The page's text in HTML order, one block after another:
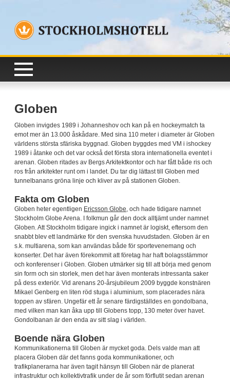
Globen
Globen invigdes 1989 i Johanneshov och kan på en hockeymatch ta
emot mer än 13.000 åskådare. Med sina 110 meter i diameter är Globen
världens största sfäriska byggnad. Globen byggdes med VM i ishockey
1989 i åtanke och det var också det första stora internationella eventet i
arenan. Globen ritades av Bergs Arkitektkontor och har fått både ris och
ros från arkitekter runt om i landet. Du tar dig lättast till Globen med
tunnelbanans gröna linje och kliver av på stationen Globen.
Fakta om Globen
Globen heter egentligen Ericsson Globe, och hade tidigare namnet
Stockholm Globe Arena. I folkmun går den dock alltjämt under namnet
Globen. Att Stockholm tidigare ingick i namnet är logiskt, eftersom den
snabbt blev ett landmärke för den svenska huvudstaden. Globen är en
s.k. multiarena, som kan användas både för sportevenemang och
konserter. Det har även förekommit att företag har haft bolagsstämmor
och konferenser i Globen. Globen utmärker sig till att börja med genom
sin form och sin storlek, men det har även monterats intressanta saker
på dess exteriör. Vid arenans 20-årsjubileum 2009 byggde konstnären
Mikael Genberg en liten röd stuga i aluminium, som placerades nära
toppen av sfären. Ungefär ett år senare färdigställdes en gondolbana,
med vilken man kan åka upp till Globens topp, 130 meter över havet.
Gondolbanan är den enda av sitt slag i världen.
Boende nära Globen
Kommunikationerna till Globen är mycket goda. Dels valde man att
placera Globen där det fanns goda kommunikationer, och
trafikplanerarna har även tagit hänsyn till Globen när de planerat
infrastruktur och kollektivtrafik under de år som förflutit sedan arenan